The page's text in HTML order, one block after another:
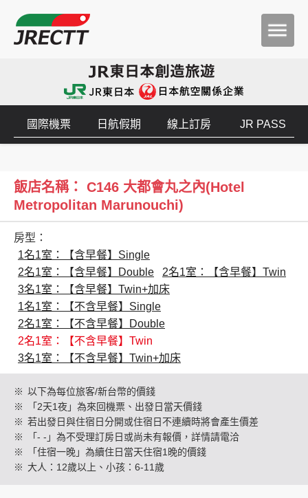
創造旅遊
國際機票 日航假期 線上訂房 JR PASS
飯店名稱： C146 大都會丸之內(Hotel
Metropolitan Marunouchi)
房型：
1名1室：【含早餐】Single
2名1室：【含早餐】Double
2名1室：【含早餐】Twin
3名1室：【含早餐】Twin+加床
1名1室：【不含早餐】Single
2名1室：【不含早餐】Double
2名1室：【不含早餐】Twin
3名1室：【不含早餐】Twin+加床
※ 以下為每位旅客/新台幣的價錢
※
「2天1夜」為來回機票、出發日當天價錢
※ 若出發日與住宿日分開或住宿日不連續時將會產生價差
※
「- -」為不受理訂房日或尚未有報價，詳情請電洽
※
「住宿一晚」為續住日當天住宿1晚的價錢
※ 大人：12歲以上、小孩：6-11歲